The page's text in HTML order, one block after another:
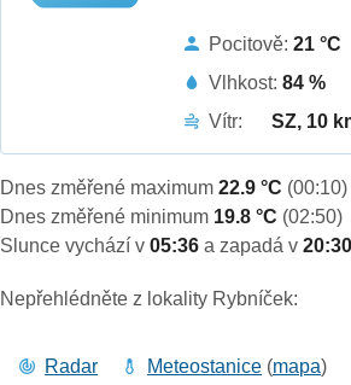
Pocitově:21 °C
Vlhkost:84 %
Vítr:
SZ, 10
Dnes změřené maximum22.9 °C (00:10)
Dnes změřené minimum 19.8 °C (02:50)
Slunce vychází v05:36a zapadá v
Nepřehlédněte z lokality Rybníček:
Radar Meteostanice (mapa)